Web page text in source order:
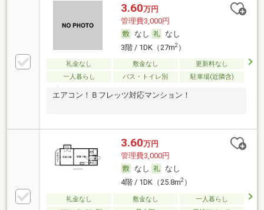
3.60万円
管理費3,000円
なし
なし
3階 / 1DK（27m2）
礼金なし 敷金なし
更新料なし
一人暮らし
バス・トイレ別 駐車場(近隣含)
エアコン！Ｂフレッツ対応マンション！
3.60万円
管理費3,000円
なし
なし
4階 / 1DK（25.8m2）
礼金なし 敷金なし
一人暮らし